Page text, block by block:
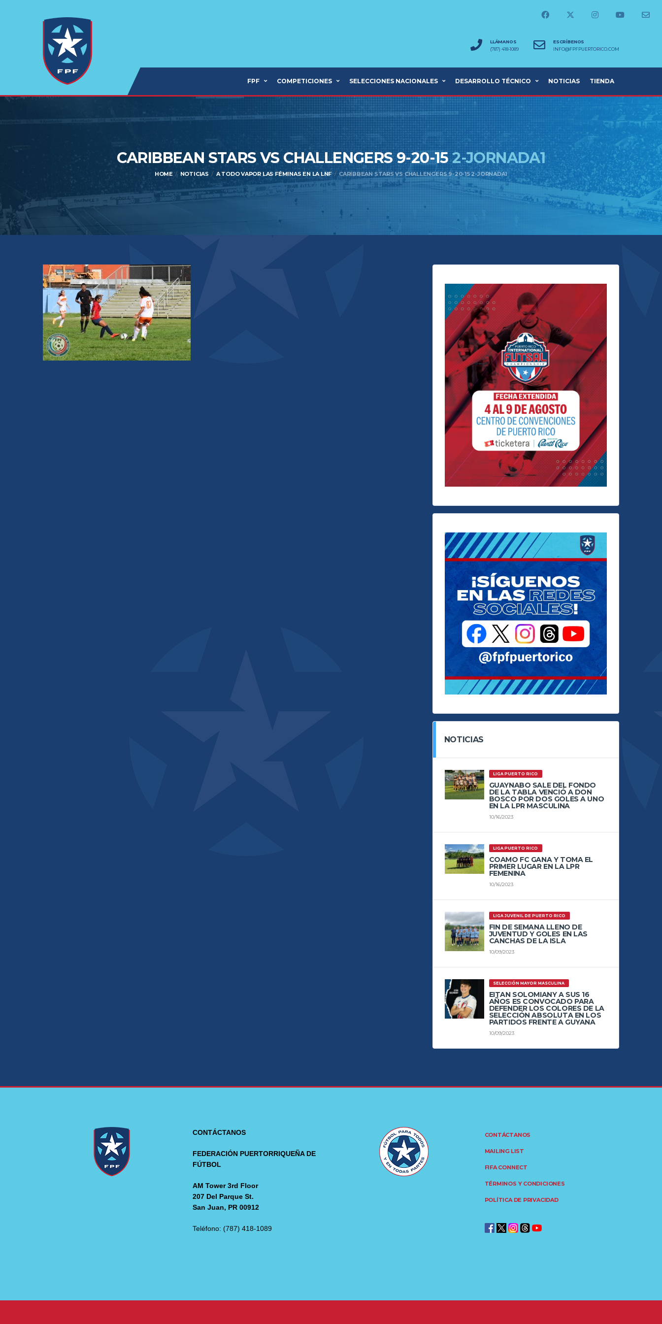
LLÁMANOS
(787) 418-1089
ESCRÍBENOS
INFO@FPFPUERTORICO.COM
FPF COMPETICIONES SELECCIONES NACIONALES DESARROLLO TÉCNICO NOTICIAS TIENDA
CARIBBEAN STARS VS CHALLENGERS 9-20-152-JORNADA1
HOME NOTICIAS A TODO VAPOR LAS FÉMINAS EN LA LNF CARIBBEAN STARS VS CHALLENGERS 9-20-15 2-JORNADA1
NOTICIAS
LIGA PUERTO RICO
GUAYNABO SALE DEL FONDO
DE LA TABLA VENCIÓ A DON
BOSCO POR DOS GOLES A UNO
EN LA LPR MASCULINA
10/16/2023
LIGA PUERTO RICO
COAMO FC GANA Y TOMA EL
PRIMER LUGAR EN LA LPR
FEMENINA
10/16/2023
LIGA JUVENIL DE PUERTO RICO
FIN DE SEMANA LLENO DE
JUVENTUD Y GOLES EN LAS
CANCHAS DE LA ISLA
10/09/2023
SELECCIÓN MAYOR MASCULINA
EITAN SOLOMIANY A SUS 16
AÑOS ES CONVOCADO PARA
DEFENDER LOS COLORES DE LA
SELECCIÓN ABSOLUTA EN LOS
PARTIDOS FRENTE A GUYANA
10/09/2023
CONTÁCTANOS
FEDERACIÓN PUERTORRIQUEÑA DE
FÚTBOL
AM Tower 3rd Floor
207 Del Parque St.
San Juan, PR 00912
Teléfono: (787) 418-1089
CONTÁCTANOS
MAILING LIST
FIFA CONNECT
TÉRMINOS Y CONDICIONES
POLÍTICA DE PRIVACIDAD